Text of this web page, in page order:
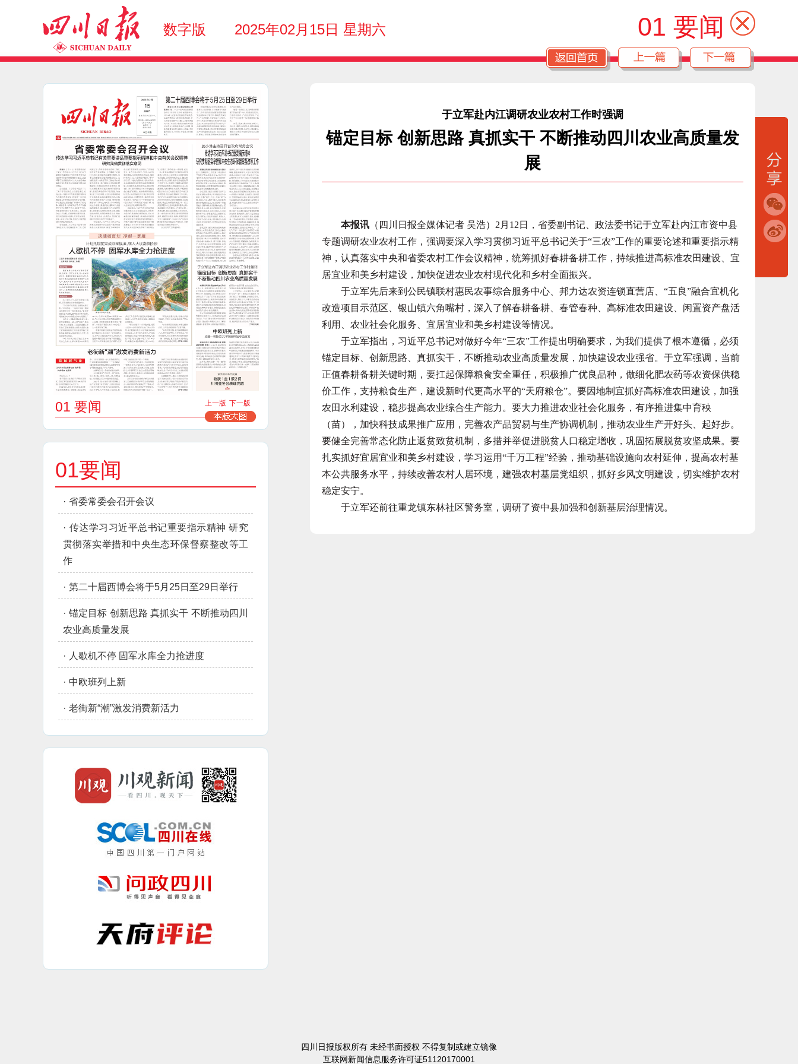
数字版 2025年02月15日 星期六 01 要闻
01 要闻 上一版 下一版
01要闻
· 省委常委会召开会议
· 传达学习习近平总书记重要指示精神 研究
贯彻落实举措和中央生态环保督察整改等工
作
· 第二十届西博会将于5月25日至29日举行
· 锚定目标 创新思路 真抓实干 不断推动四川
农业高质量发展
· 人歇机不停 固军水库全力抢进度
· 中欧班列上新
· 老街新“潮”激发消费新活力
于立军赴内江调研农业农村工作时强调
锚定目标 创新思路 真抓实干 不断推动四川农业高质量发
展
本报讯 （四川日报全媒体记者 吴浩）2月12日，省委副书记、政法委书记于立军赴内江市资中县
专题调研农业农村工作，强调要深入学习贯彻习近平总书记关于“三农”工作的重要论述和重要指示精
神，认真落实中央和省委农村工作会议精神，统筹抓好春耕备耕工作，持续推进高标准农田建设、宜
居宜业和美乡村建设，加快促进农业农村现代化和乡村全面振兴。
于立军先后来到公民镇联村惠民农事综合服务中心、邦力达农资连锁直营店、“五良”融合宜机化
改造项目示范区、银山镇六角嘴村，深入了解春耕备耕、春管春种、高标准农田建设、闲置资产盘活
利用、农业社会化服务、宜居宜业和美乡村建设等情况。
于立军指出，习近平总书记对做好今年“三农”工作提出明确要求，为我们提供了根本遵循，必须
锚定目标、创新思路、真抓实干，不断推动农业高质量发展，加快建设农业强省。于立军强调，当前
正值春耕备耕关键时期，要扛起保障粮食安全重任，积极推广优良品种，做细化肥农药等农资保供稳
价工作，支持粮食生产，建设新时代更高水平的“天府粮仓”。要因地制宜抓好高标准农田建设，加强
农田水利建设，稳步提高农业综合生产能力。要大力推进农业社会化服务，有序推进集中育秧
（苗），加快科技成果推广应用，完善农产品贸易与生产协调机制，推动农业生产开好头、起好步。
要健全完善常态化防止返贫致贫机制，多措并举促进脱贫人口稳定增收，巩固拓展脱贫攻坚成果。要
扎实抓好宜居宜业和美乡村建设，学习运用“千万工程”经验，推动基础设施向农村延伸，提高农村基
本公共服务水平，持续改善农村人居环境，建强农村基层党组织，抓好乡风文明建设，切实维护农村
稳定安宁。
于立军还前往重龙镇东林社区警务室，调研了资中县加强和创新基层治理情况。
四川日报版权所有 未经书面授权 不得复制或建立镜像
互联网新闻信息服务许可证51120170001